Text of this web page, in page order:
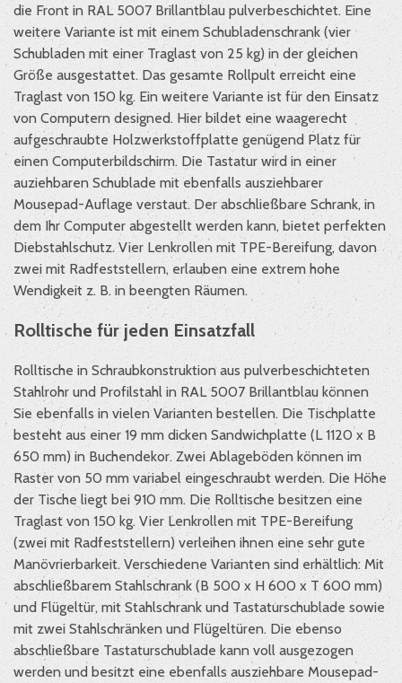
die Front in RAL 5007 Brillantblau pulverbeschichtet. Eine
weitere Variante ist mit einem Schubladenschrank (vier
Schubladen mit einer Traglast von 25 kg) in der gleichen
Größe ausgestattet. Das gesamte Rollpult erreicht eine
Traglast von 150 kg. Ein weitere Variante ist für den Einsatz
von Computern designed. Hier bildet eine waagerecht
aufgeschraubte Holzwerkstoffplatte genügend Platz für
einen Computerbildschirm. Die Tastatur wird in einer
auziehbaren Schublade mit ebenfalls ausziehbarer
Mousepad-Auflage verstaut. Der abschließbare Schrank, in
dem Ihr Computer abgestellt werden kann, bietet perfekten
Diebstahlschutz. Vier Lenkrollen mit TPE-Bereifung, davon
zwei mit Radfeststellern, erlauben eine extrem hohe
Wendigkeit z. B. in beengten Räumen.
Rolltische für jeden Einsatzfall
Rolltische in Schraubkonstruktion aus pulverbeschichteten
Stahlrohr und Profilstahl in RAL 5007 Brillantblau können
Sie ebenfalls in vielen Varianten bestellen. Die Tischplatte
besteht aus einer 19 mm dicken Sandwichplatte (L 1120 x B
650 mm) in Buchendekor. Zwei Ablageböden können im
Raster von 50 mm variabel eingeschraubt werden. Die Höhe
der Tische liegt bei 910 mm. Die Rolltische besitzen eine
Traglast von 150 kg. Vier Lenkrollen mit TPE-Bereifung
(zwei mit Radfeststellern) verleihen ihnen eine sehr gute
Manövrierbarkeit. Verschiedene Varianten sind erhältlich: Mit
abschließbarem Stahlschrank (B 500 x H 600 x T 600 mm)
und Flügeltür, mit Stahlschrank und Tastaturschublade sowie
mit zwei Stahlschränken und Flügeltüren. Die ebenso
abschließbare Tastaturschublade kann voll ausgezogen
werden und besitzt eine ebenfalls ausziehbare Mousepad-